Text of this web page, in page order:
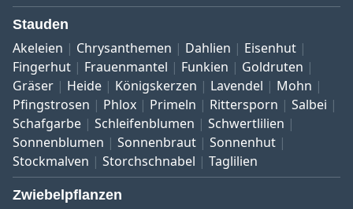
Stauden
Akeleien Chrysanthemen Dahlien
Eisenhut
Fingerhut
Frauenmantel Funkien
Goldruten
Gräser
Heide Königskerzen Lavendel
Mohn
Pfingstrosen
Phlox Primeln Rittersporn
Salbei
Schafgarbe
Schleifenblumen
Schwertlilien
Sonnenblumen
Sonnenbraut
Sonnenhut
Stockmalven
Storchschnabel Taglilien
Zwiebelpflanzen